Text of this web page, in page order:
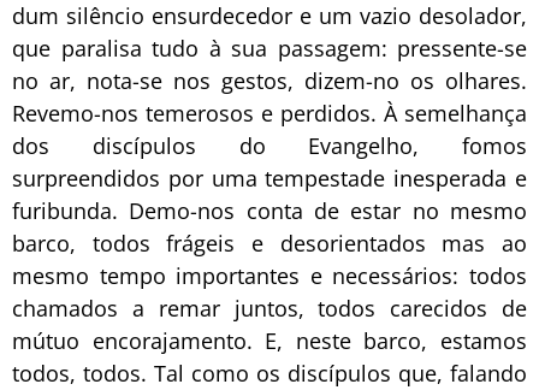
dum silêncio ensurdecedor e um vazio desolador,
que paralisa tudo à sua passagem: pressente-se
no ar, nota-se nos gestos, dizem-no os olhares.
Revemo-nos temerosos e perdidos. À semelhança
dos discípulos do Evangelho, fomos
surpreendidos por uma tempestade inesperada e
furibunda. Demo-nos conta de estar no mesmo
barco, todos frágeis e desorientados mas ao
mesmo tempo importantes e necessários: todos
chamados a remar juntos, todos carecidos de
mútuo encorajamento. E, neste barco, estamos
todos, todos. Tal como os discípulos que, falando